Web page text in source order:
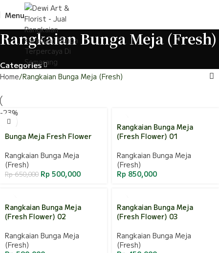
Menu
Rangkaian Bunga Meja (Fresh)
Categories
Home Rangkaian Bunga Meja (Fresh)
-23%
Bunga Meja Fresh Flower
Rangkaian Bunga Meja
(Fresh)
Rp650,000 Rp 500,000
Rangkaian Bunga Meja
(Fresh Flower) 01
Rangkaian Bunga Meja
(Fresh)
Rp 850,000
Rangkaian Bunga Meja
(Fresh Flower) 02
Rangkaian Bunga Meja
(Fresh)
Rangkaian Bunga Meja
(Fresh Flower) 03
Rangkaian Bunga Meja
(Fresh)